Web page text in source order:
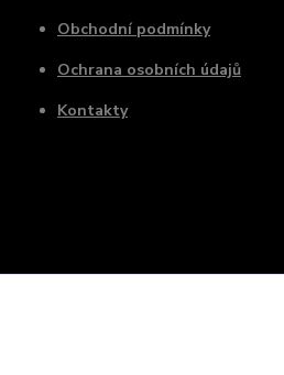
Obchodní podmínky
Ochrana osobních údajů
Kontakty